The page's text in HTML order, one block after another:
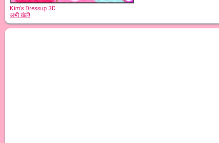
Kim's Dressup 3D
अभी खेलें!